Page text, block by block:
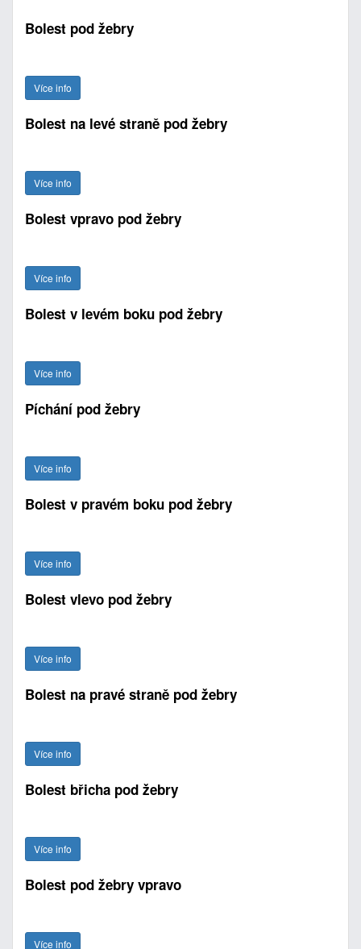
Bolest pod žebry
Více info
Bolest na levé straně pod žebry
Více info
Bolest vpravo pod žebry
Více info
Bolest v levém boku pod žebry
Více info
Píchání pod žebry
Více info
Bolest v pravém boku pod žebry
Více info
Bolest vlevo pod žebry
Více info
Bolest na pravé straně pod žebry
Více info
Bolest břicha pod žebry
Více info
Bolest pod žebry vpravo
Více info